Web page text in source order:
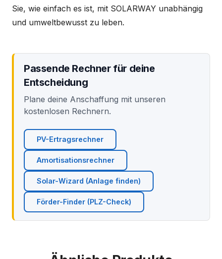
Sie, wie einfach es ist, mit SOLARWAY unabhängig
und umweltbewusst zu leben.
Passende Rechner für deine
Entscheidung
Plane deine Anschaffung mit unseren
kostenlosen Rechnern.
PV-Ertragsrechner
Amortisationsrechner
Solar-Wizard (Anlage finden)
Förder-Finder (PLZ-Check)